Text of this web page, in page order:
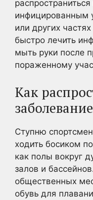
инфицированным
или других
быстро лечить
мыть руки после
пораженному
Как
Ступню
ходить босиком
как полы вокруг
залов и
общественных
обувь для